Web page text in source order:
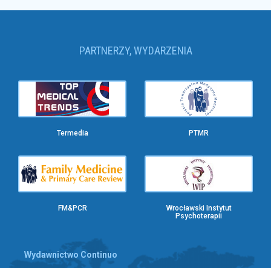
PARTNERZY, WYDARZENIA
Termedia PTMR
FM&PCR
Wrocławski Instytut
Psychoterapii
Wydawnictwo Continuo